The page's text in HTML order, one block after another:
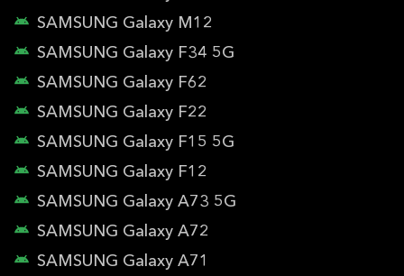
SAMSUNG Galaxy M12
SAMSUNG Galaxy F34 5G
SAMSUNG Galaxy F62
SAMSUNG Galaxy F22
SAMSUNG Galaxy F15 5G
SAMSUNG Galaxy F12
SAMSUNG Galaxy A73 5G
SAMSUNG Galaxy A72
SAMSUNG Galaxy A71